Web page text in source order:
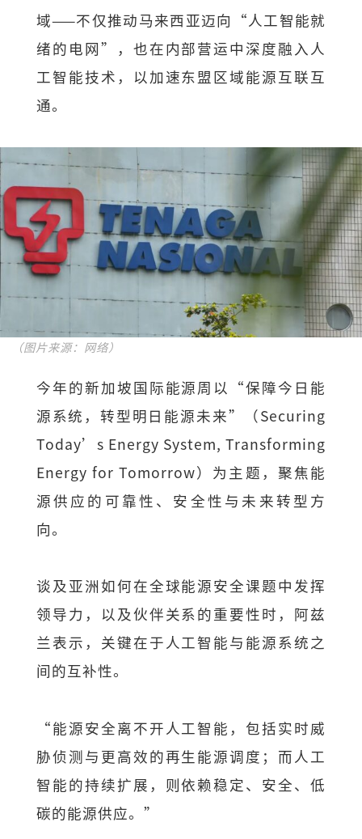
域——不仅推动马来西亚迈向“人工智能就
绪的电网”，也在内部营运中深度融入人
工智能技术，以加速东盟区域能源互联互
通。
（图片来源：网络）
今年的新加坡国际能源周以“保障今日能
源系统，转型明日能源未来”（Securing
Today’s Energy System, Transforming
Energy for Tomorrow）为主题，聚焦能
源供应的可靠性、安全性与未来转型方
向。
谈及亚洲如何在全球能源安全课题中发挥
领导力，以及伙伴关系的重要性时，阿兹
兰表示，关键在于人工智能与能源系统之
间的互补性。
“能源安全离不开人工智能，包括实时威
胁侦测与更高效的再生能源调度；而人工
智能的持续扩展，则依赖稳定、安全、低
碳的能源供应。”